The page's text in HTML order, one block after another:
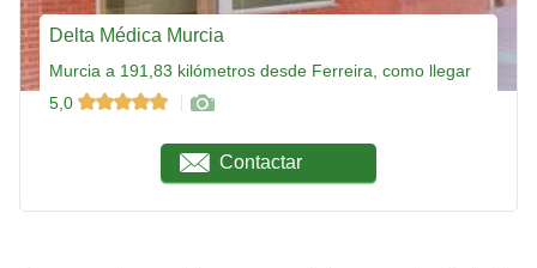
Delta Médica Murcia
Murcia a 191,83 kilómetros desde Ferreira, como llegar
5,0
Contactar